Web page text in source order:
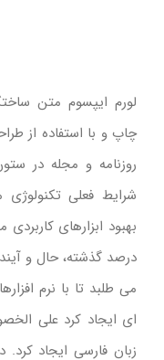
لورم ایپسوم متن
چاپ و با استفاده از
روزنامه و مجله در
شرایط فعلی تکنولوژی
بهبود ابزارهای
درصد گذشته، حال و
می طلبد تا با نرم
ای ایجاد کرد علی
زبان فارسی ایجاد